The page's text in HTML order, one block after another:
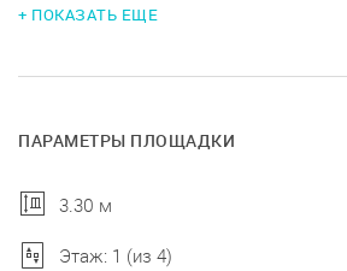
+ ПОКАЗАТЬ ЕЩЕ
ПАРАМЕТРЫ ПЛОЩАДКИ
3.30 м
Этаж: 1 (из 4)